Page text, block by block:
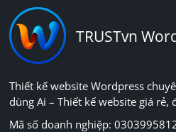
TRUSTvn
Thiết kế website Wordpress
dùng Ai – Thiết kế website giá rẻ,
Mã số doanh nghiệp: